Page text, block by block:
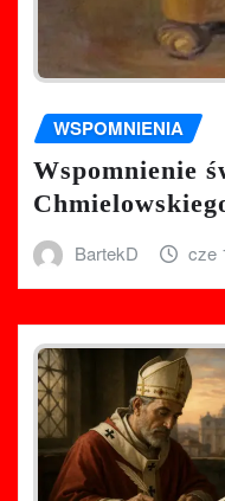
WSPOMNIENIA
Wspomnienie
BartekD cze